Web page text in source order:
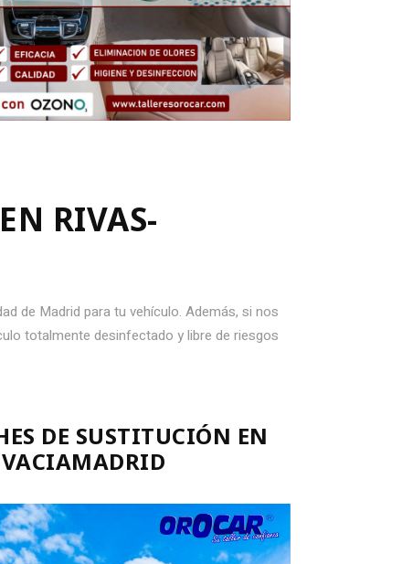
RIVAS-
de Madrid para tu vehículo. Además, si nos
totalmente desinfectado y libre de riesgos
DE SUSTITUCIÓN EN